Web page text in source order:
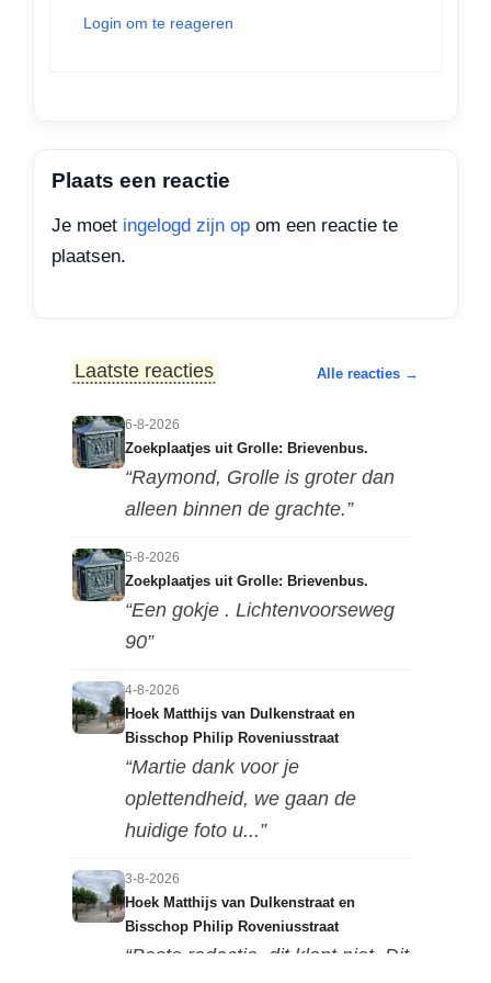
Login om te reageren
Plaats een reactie
Je moet ingelogd zijn op om een reactie te
plaatsen.
Laatste reacties Alle reacties →
6-8-2026
Zoekplaatjes uit Grolle: Brievenbus.
“Raymond, Grolle is groter dan
alleen binnen de grachte.”
5-8-2026
Zoekplaatjes uit Grolle: Brievenbus.
“Een gokje . Lichtenvoorseweg
90”
4-8-2026
Hoek Matthijs van Dulkenstraat en
Bisschop Philip Roveniusstraat
“Martie dank voor je
oplettendheid, we gaan de
huidige foto u...”
3-8-2026
Hoek Matthijs van Dulkenstraat en
Bisschop Philip Roveniusstraat
“Beste redactie, dit klopt niet. Dit